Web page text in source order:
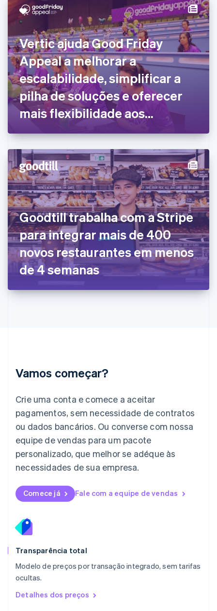
Vertic ajuda Good Friday
Appeal a melhorar a
escalabilidade, simplificar a
pilha de soluções e oferecer
mais flexibilidade aos
doadores para alcançar uma
arrecadação de fundos
recorde
Goodtill trabalha com a Stripe
para integrar mais de 400
novos restaurantes em menos
de 4 semanas
Vamos começar?
Crie uma conta e comece a aceitar
pagamentos, sem necessidade de contratos
ou dados bancários. Ou converse com nossa
equipe de vendas para um pacote
personalizado, que melhor se adéque às
necessidades de sua empresa.
Comece já Fale com a equipe de vendas
Transparência total
Modelo de preços por transação integrado, sem tarifas
ocultas.
Detalhes dos preços
China continental
简体中文English
English
Croácia
EnglishItaliano
Dinamarca
English
Emirados Árabes Unidos
English
Eslováquia
English
EnglishItaliano
Espanha
EspañolEnglish
Estados Unidos
EnglishEspañol简体中文
Estônia
English
Finlândia
EnglishSvenska
França
FrançaisEnglish
Gibraltar
English
Grécia
English
English
日本語English
Liechtenstein
DeutschEnglish
Lituânia
English
Luxemburgo
FrançaisDeutsch English
English简体中文
English
México
Noruega
English
English
NederlandsEnglish
Polônia
English